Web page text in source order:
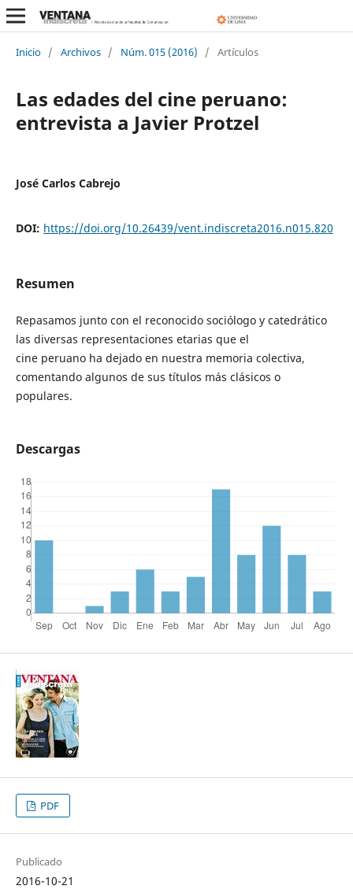
Inicio / Archivos / Núm. 015 (2016) / Artículos
Las edades del cine peruano:
entrevista a Javier Protzel
José Carlos Cabrejo
DOI: https://doi.org/10.26439/vent.indiscreta2016.n015.820
Resumen
Repasamos junto con el reconocido sociólogo y catedrático
las diversas representaciones etarias que el
cine peruano ha dejado en nuestra memoria colectiva,
comentando algunos de sus títulos más clásicos o
populares.
Descargas
PDF
Publicado
2016-10-21